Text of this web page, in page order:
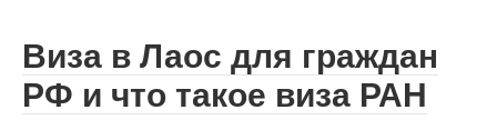
Виза в Лаос для граждан
РФ и что такое виза РАН